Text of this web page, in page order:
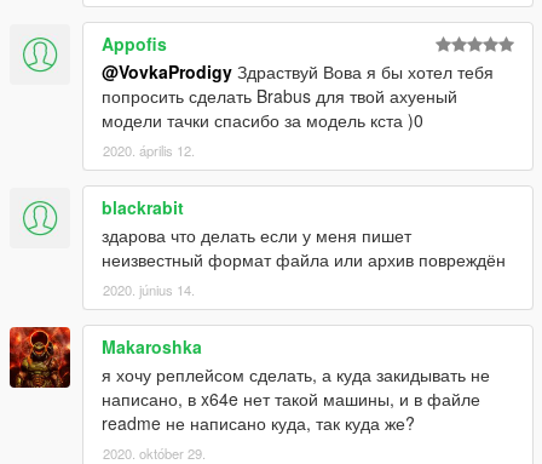
Appofis
@VovkaProdigy Здраствуй Вова я бы хотел тебя
попросить сделать Brabus для твой ахуеный
модели тачки спасибо за модель кста )0
2020. április 12.
blackrabit
здарова что делать если у меня пишет
неизвестный формат файла или архив повреждён
2020. június 14.
Makaroshka
я хочу реплейсом сделать, а куда закидывать не
написано, в x64e нет такой машины, и в файле
readme не написано куда, так куда же?
2020. október 29.